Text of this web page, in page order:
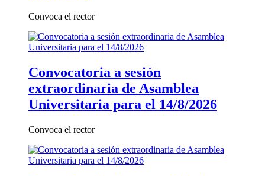
Convoca el rector
Convocatoria a sesión
extraordinaria de Asamblea
Universitaria para el 14/8/2026
Convoca el rector